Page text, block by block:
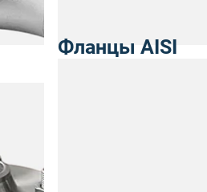
Фланцы AISI